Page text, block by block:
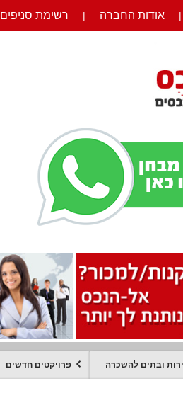
| אודות החברה | רשימת סניפים
ובתים להשכרה פרויקטים חדשים